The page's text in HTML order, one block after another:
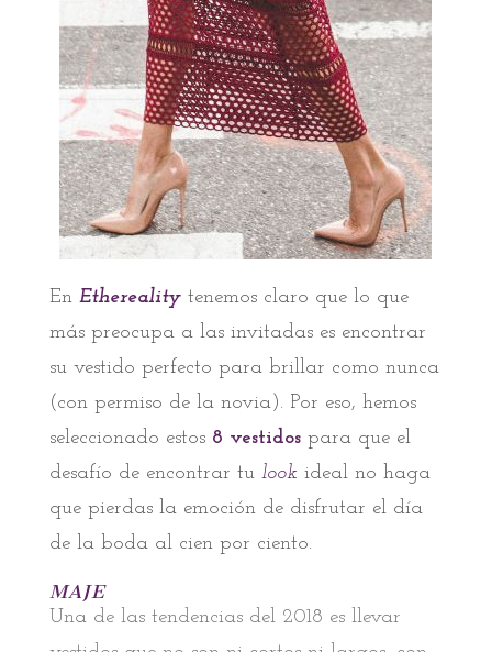
EnEtherealitytenemos claro que lo que
más preocupa a las invitadas es encontrar
su vestido perfecto para brillar como nunca
(con permiso de la novia). Por eso, hemos
seleccionado estos 8 vestidospara que el
desafío de encontrar tu look ideal no haga
que pierdas la emoción de disfrutar el día
de la boda al cien por ciento.
MAJE
Una de las tendencias del 2018 es llevar